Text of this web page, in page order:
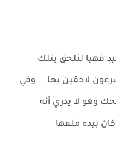
فهيا لنلحق بتلك
لاحقين بها ...وفي
وهو لا يدري أنه
بيده ملفها